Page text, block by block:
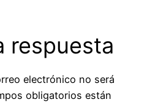
respuesta
electrónico no será
obligatorios están